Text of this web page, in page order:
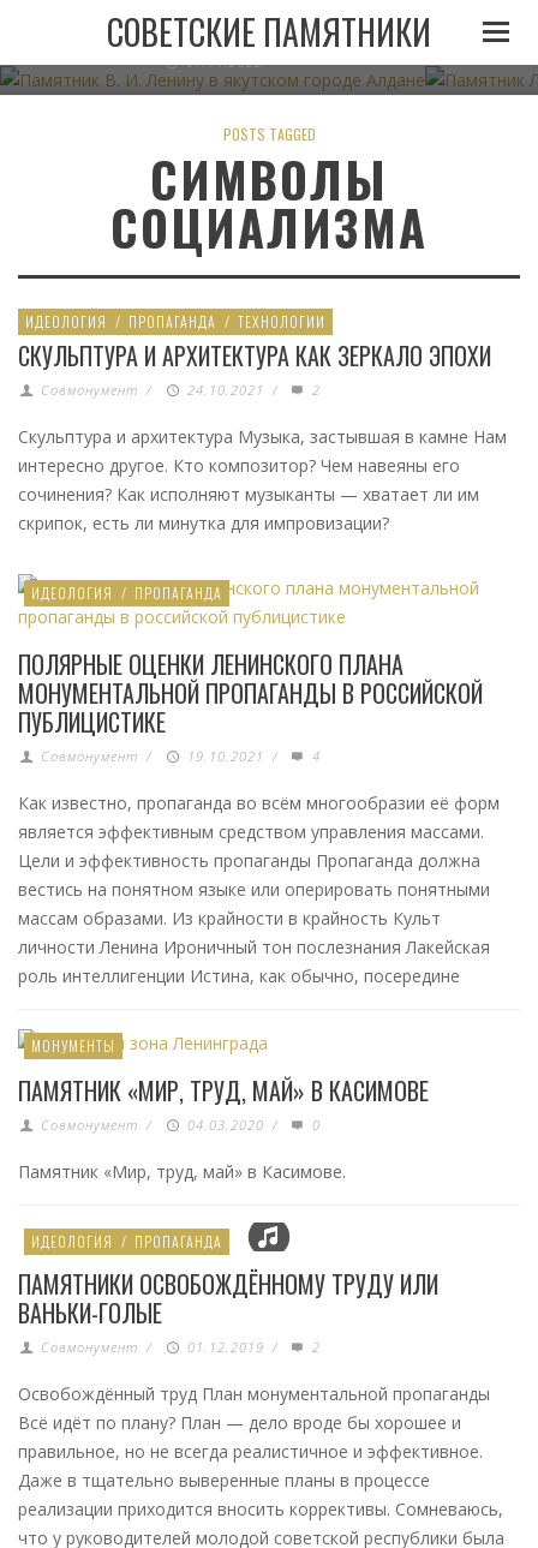
СОВЕТСКИЕ ПАМЯТНИКИ
ПАМЯТНИК В. И. ЛЕНИНУ В ЯКУТСКОМ ГОРОДЕ
АЛДАНЕ
07.11.2022
POSTS TAGGED
СИМВОЛЫ
СОЦИАЛИЗМА
ИДЕОЛОГИЯ / ПРОПАГАНДА / ТЕХНОЛОГИИ
СКУЛЬПТУРА И АРХИТЕКТУРА КАК ЗЕРКАЛО ЭПОХИ
Совмонумент / 24.10.2021 / 2
Скульптура и архитектура Музыка, застывшая в камне Нам
интересно другое. Кто композитор? Чем навеяны его
сочинения? Как исполняют музыканты — хватает ли им
скрипок, есть ли минутка для импровизации?
ИДЕОЛОГИЯ / ПРОПАГАНДА
ПОЛЯРНЫЕ ОЦЕНКИ ЛЕНИНСКОГО ПЛАНА
МОНУМЕНТАЛЬНОЙ ПРОПАГАНДЫ В РОССИЙСКОЙ
ПУБЛИЦИСТИКЕ
Совмонумент / 19.10.2021 / 4
Как известно, пропаганда во всём многообразии её форм
является эффективным средством управления массами.
Цели и эффективность пропаганды Пропаганда должна
вестись на понятном языке или оперировать понятными
массам образами. Из крайности в крайность Культ
личности Ленина Ироничный тон послезнания Лакейская
роль интеллигенции Истина, как обычно, посередине
МОНУМЕНТЫ
ПАМЯТНИК «МИР, ТРУД, МАЙ» В КАСИМОВЕ
Совмонумент / 04.03.2020 / 0
Памятник «Мир, труд, май» в Касимове.
ИДЕОЛОГИЯ / ПРОПАГАНДА
ПАМЯТНИКИ ОСВОБОЖДЁННОМУ ТРУДУ ИЛИ
ВАНЬКИ-ГОЛЫЕ
Совмонумент / 01.12.2019 / 2
Освобождённый труд План монументальной пропаганды
Всё идёт по плану? План — дело вроде бы хорошее и
правильное, но не всегда реалистичное и эффективное.
Даже в тщательно выверенные планы в процессе
реализации приходится вносить коррективы. Сомневаюсь,
что у руководителей молодой советской республики была